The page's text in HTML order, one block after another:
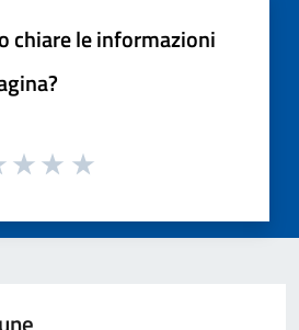
chiare le informazioni